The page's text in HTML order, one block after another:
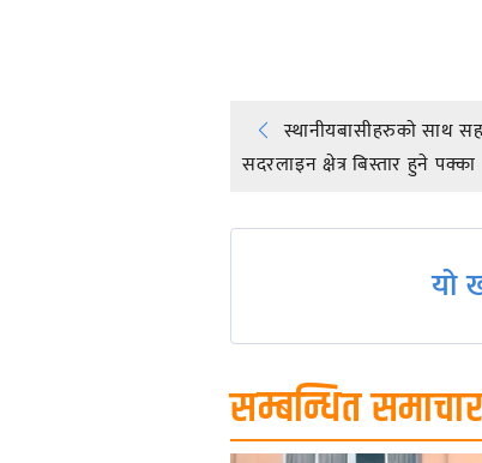
Post
navigation
स्थानीयबासीहरुकाे साथ
सदरलाइन क्षेत्र बिस्तार हुने पक्का
यो
सम्बन्धित